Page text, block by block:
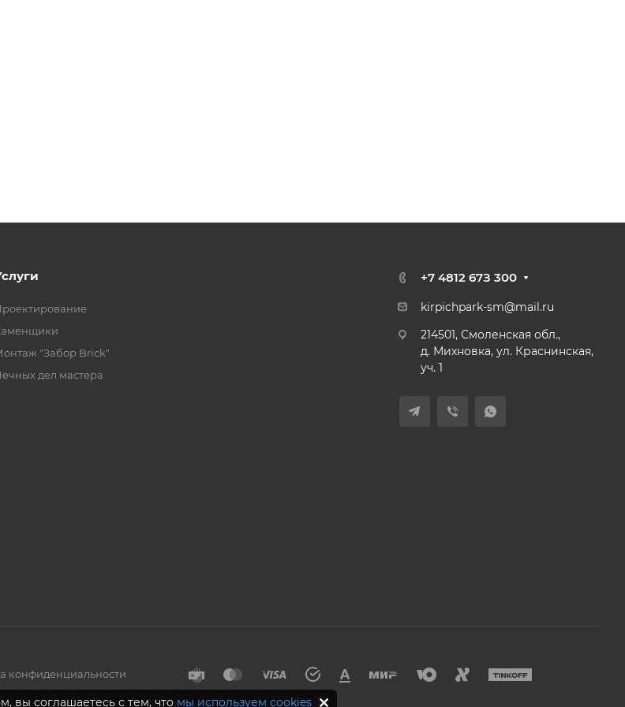
"Забор Brick"
дел мастера
+7 4812 67З 300
kirpichpark-sm@mail.ru
214501, Смоленская обл.,
д. Михновка, ул. Краснинская,
уч. 1
конфиденциальности
вы соглашаетесь с тем, что мы используем cookies